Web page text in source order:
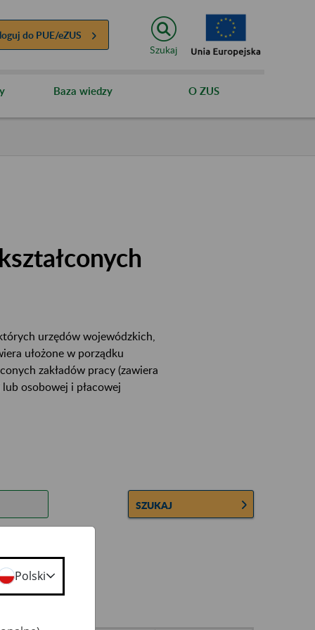
do PUE/eZUS
Szukaj
Baza wiedzy O ZUS
urzędów wojewódzkich,
ułożone w porządku
zakładów pracy (zawiera
osobowej i płacowej
SZUKAJ
Polski